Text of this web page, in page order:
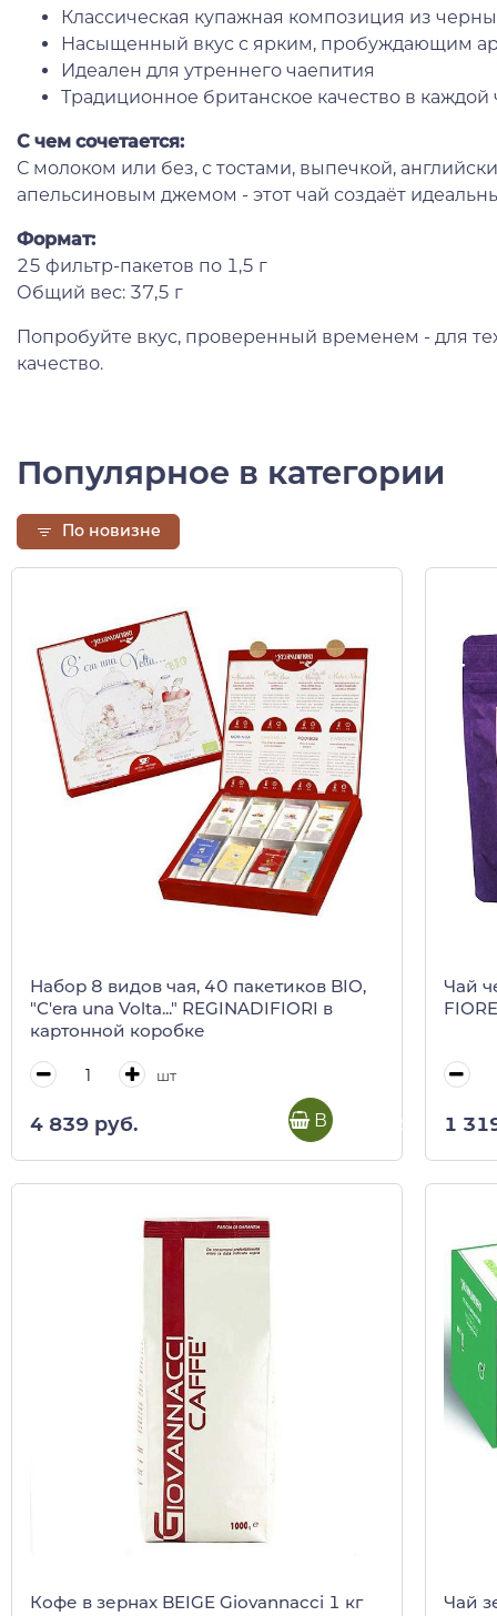
Классическая купажная композиция из
Насыщенный вкус с ярким, пробуждающим
Идеален для утреннего чаепития
Традиционное британское качество в каждой
С чем сочетается:
С молоком или без, с тостами, выпечкой,
апельсиновым джемом - этот чай создаёт
Формат:
25 фильтр-пакетов по 1,5 г
Общий вес: 37,5 г
Попробуйте вкус, проверенный временем - для
качество.
Популярное в категории
По новизне
Набор 8 видов чая, 40 пакетиков BIO,
"C'era una Volta..." REGINADIFIORI в
картонной коробке
шт
4 839 руб. В корзину
Чай
1
Кофе в зернах BEIGE Giovannacci 1 кг
Чай